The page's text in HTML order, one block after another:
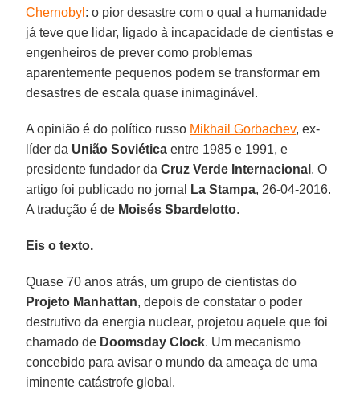
Chernobyl : o pior desastre com o qual a humanidade
já teve que lidar, ligado à incapacidade de cientistas e
engenheiros de prever como problemas
aparentemente pequenos podem se transformar em
desastres de escala quase inimaginável.
A opinião é do político russo Mikhail Gorbachev, ex-
líder da União Soviética entre 1985 e 1991, e
presidente fundador daCruz Verde Internacional . O
artigo foi publicado no jornal
La Stampa, 26-04-2016.
A tradução é de Moisés Sbardelotto.
Eis o texto.
Quase 70 anos atrás, um grupo de cientistas do
Projeto Manhattan, depois de constatar o poder
destrutivo da energia nuclear, projetou aquele que foi
chamado de Doomsday Clock. Um mecanismo
concebido para avisar o mundo da ameaça de uma
iminente catástrofe global.